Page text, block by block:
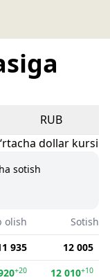
RUB
dollar kursi
sotish
olish
Sotish
935
12 005
+20 12 010+10